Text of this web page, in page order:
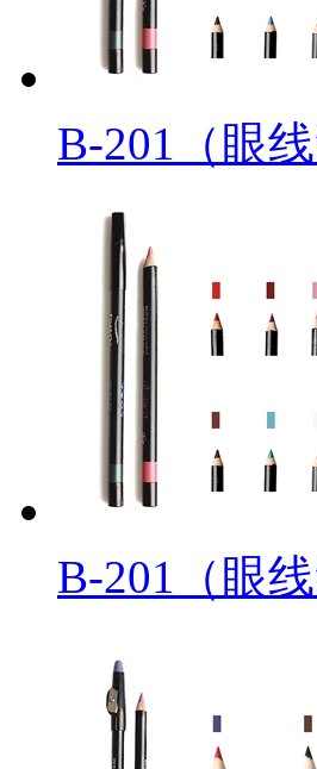
B-201（眼线
B-201（眼